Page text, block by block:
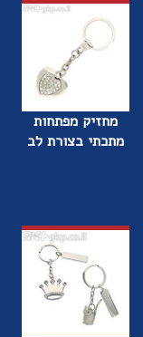
מחזיק מפתחות
מתכתי בצורת לב